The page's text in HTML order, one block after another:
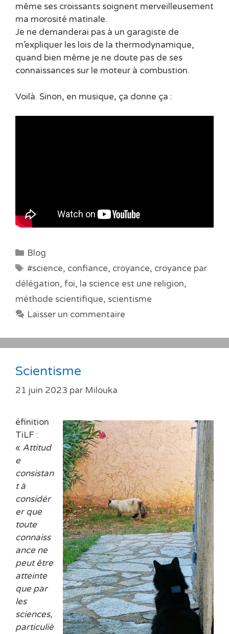
même ses croissants soignent merveilleusement
ma morosité matinale.
Je ne demanderai pas à un garagiste de
m’expliquer les lois de la thermodynamique,
quand bien même je ne doute pas de ses
connaissances sur le moteur à combustion.
Voilà. Sinon, en musique, ça donne ça :
Catégories
Blog
Étiquettes
#science, confiance, croyance, croyance par
délégation, foi, la science est une religion,
méthode scientifique, scientisme
Laisser un commentaire
Scientisme
21 juin 2023 par Milouka
éfinition
TiLF :
« Attitud
e
consistan
t à
considér
er que
toute
connaiss
ance ne
peut être
atteinte
que par
les
sciences,
particuliè